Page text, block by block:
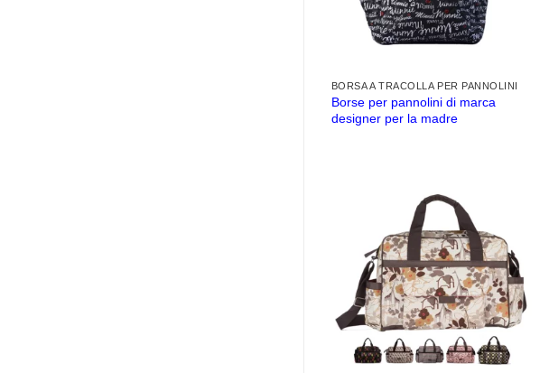
BORSA A TRACOLLA PER PANNOLINI
Borse per pannolini di marca
designer per la madre